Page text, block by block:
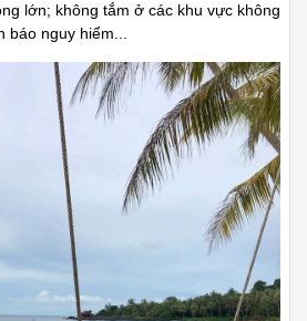
lớn; không tắm ở các khu vực không
nguy hiểm...